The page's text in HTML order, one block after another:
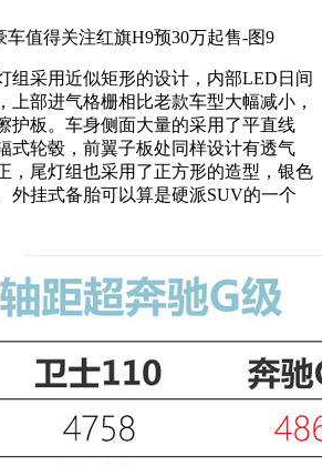
组采用近似矩形的设计，内部LED日间
上部进气格栅相比老款车型大幅减小，
护板。车身侧面大量的采用了平直线
式轮毂，前翼子板处同样设计有透气
，尾灯组也采用了正方形的造型，银色
外挂式备胎可以算是硬派SUV的一个